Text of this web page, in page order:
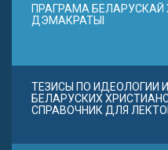
ПРАГРАМА БЕЛАРУСКАЙ
ДЭМАКРАТЫІ
ТЕЗИСЫ ПО
БЕЛАРУСКИХ
СПРАВОЧНИК ДЛЯ